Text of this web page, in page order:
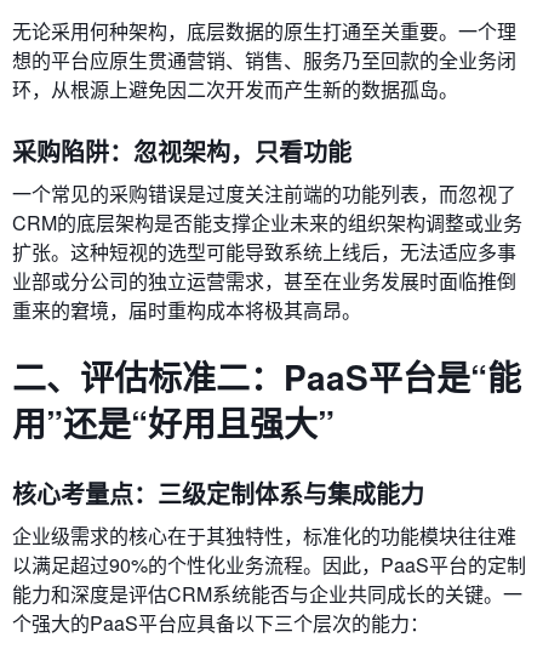
无论采用何种架构，底层数据的原生打通至关重要。一个理
想的平台应原生贯通营销、销售、服务乃至回款的全业务闭
环，从根源上避免因二次开发而产生新的数据孤岛。
采购陷阱：忽视架构，只看功能
一个常见的采购错误是过度关注前端的功能列表，而忽视了
CRM的底层架构是否能支撑企业未来的组织架构调整或业务
扩张。这种短视的选型可能导致系统上线后，无法适应多事
业部或分公司的独立运营需求，甚至在业务发展时面临推倒
重来的窘境，届时重构成本将极其高昂。
二、评估标准二：PaaS平台是“能
用”还是“好用且强大”
核心考量点：三级定制体系与集成能力
企业级需求的核心在于其独特性，标准化的功能模块往往难
以满足超过90%的个性化业务流程。因此，PaaS平台的定制
能力和深度是评估CRM系统能否与企业共同成长的关键。一
个强大的PaaS平台应具备以下三个层次的能力：